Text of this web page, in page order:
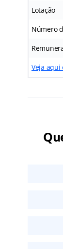
Lotação
Número
Veja